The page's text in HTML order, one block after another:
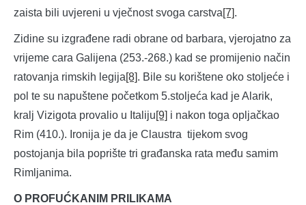
zaista bili uvjereni u vječnost svoga carstva[7].
Zidine su izgrađene radi obrane od barbara, vjerojatno za
vrijeme cara Galijena (253.-268.) kad se promijenio način
ratovanja rimskih legija[8]. Bile su korištene oko stoljeće i
pol te su napuštene početkom 5.stoljeća kad je Alarik,
kralj Vizigota provalio u Italiju[9] i nakon toga opljačkao
Rim (410.). Ironija je da je Claustra tijekom svog
postojanja bila poprište tri građanska rata među samim
Rimljanima.
O PROFUĆKANIM PRILIKAMA